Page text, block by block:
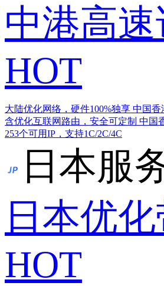
中港高
HOT
大陆优化网络，硬件100%独享 中国香
含优化互联网路由，安全可定制 中国
253个可用IP，支持1C/2C/4C
日本服
日本优
HOT